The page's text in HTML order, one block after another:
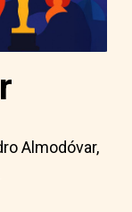
Almodóvar,